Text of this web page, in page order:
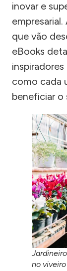
inovar e
que vão
eBooks
como cada
beneficiar o
no